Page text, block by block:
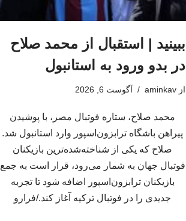
ببینید | استقبال از محمد صلاح
در بدو ورود به استانبول
از aminkav آگوست 6, 2026
محمد صلاح، ستاره فوتبال مصر، با پوشیدن
پیراهن باشگاه ترابزون‌اسپور وارد استانبول شد.
صلاح که یکی از شناخته‌شده‌ترین بازیکنان
فوتبال جهان به شمار می‌رود، قرار است به جمع
بازیکنان ترابزون‌اسپور اضافه شود تا تجربه
جدیدی را در فوتبال ترکیه آغاز کند./فرارو